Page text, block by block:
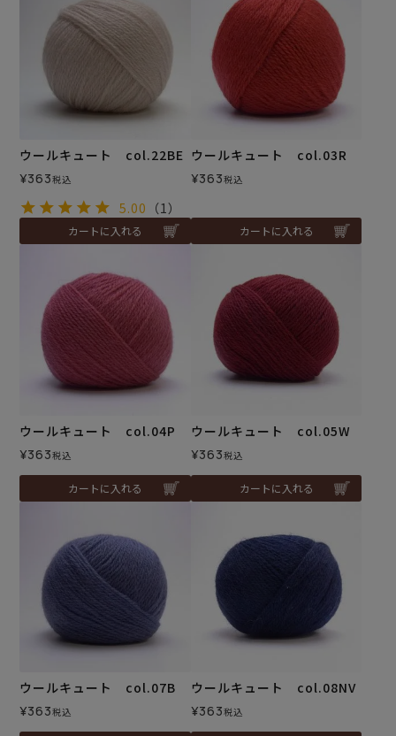
ウールキュート col.22BE
¥363税込
5.00 （1）
カートに入れる
ウールキュート col.03R
¥363税込
カートに入れる
ウールキュート col.04P
¥363税込
カートに入れる
ウールキュート col.05W
¥363税込
カートに入れる
ウールキュート col.07B
¥363税込
ウールキュート col.08NV
¥363税込